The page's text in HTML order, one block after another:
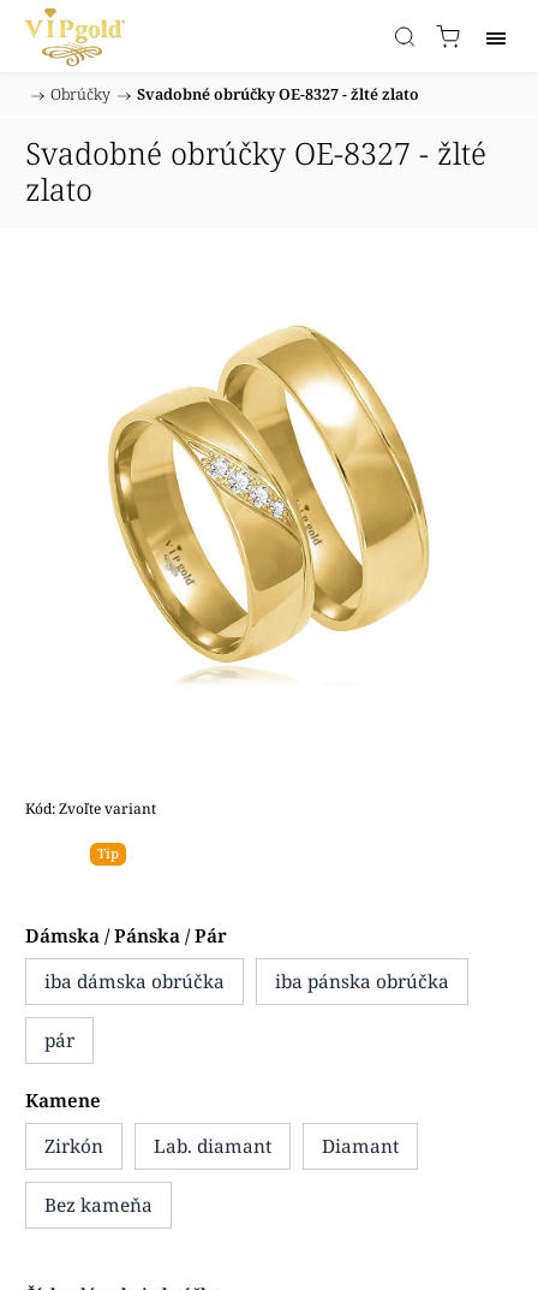
/ Obrúčky / Svadobné obrúčky OE-8327 - žlté zlato
Svadobné obrúčky OE-8327 - žlté
zlato
Kód:Zvoľte variant
Tip
Dámska / Pánska / Pár
iba dámska obrúčka
iba pánska obrúčka
pár
Kamene
Zirkón
Lab. diamant Diamant
Bez kameňa